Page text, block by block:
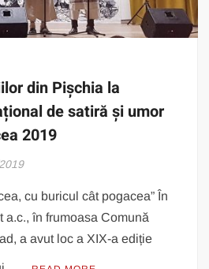
din Pișchia la
de satiră și umor
2019
cu buricul cât pogacea” În
a.c., în frumoasa Comună
a avut loc a XIX-a ediție